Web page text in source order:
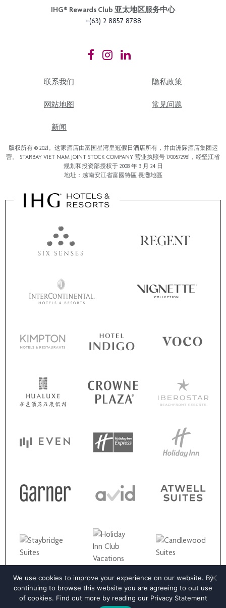
IHG®️ Rewards Club 亚太地区服务中心
+(63) 2 8857 8788
联系我们 隐私政策
网站地图 常见问题
新闻
版权所有 © 2021。这家酒店由富国星湾皇冠假日酒店所有，并由洲际酒店集团运
营。 STARBAY VIET NAM JOINT STOCK COMPANY 营业执照号 1700572981，经坚江省
规划和投资部授权于 2008 年 3 月 24 日
地址：越南安江省富國特區 長灘地區
We use cookies to improve your experience on our website. By
continuing to browse this website you are agreeing to out use
of cookies. Find out more by reading our Privacy Statement